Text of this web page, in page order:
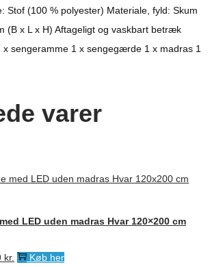
Stof (100 % polyester) Materiale, fyld: Skum
(B x L x H) Aftageligt og vaskbart betræk
x sengeramme 1 x sengegærde 1 x madras 1
varer
LED uden madras Hvar 120×200 cm
kr. DenKøb her